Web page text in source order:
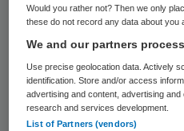
Door de financiële- en
overheid, staat de
Nederland die
onder druk, stelt De
vereniging vindt het
Would you rather not? Then we only
these do not record any data about you
We and our partners
Use precise geolocation data. Actively
identification. Store and/or access
advertising and content, advertising
research and services development.
List of Partners (vendors)